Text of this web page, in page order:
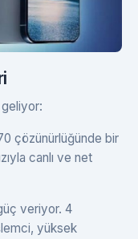
çözünürlüğünde bir
canlı ve net
veriyor. 4
yüksek